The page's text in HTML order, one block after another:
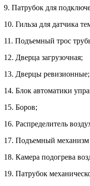
9. Патрубок для
10. Гильза для датчика
11. Подъемный трос
12. Дверца загрузочная;
13. Дверцы ревизионные;
14. Блок автоматики
15. Боров;
16. Распределитель
17. Подъемный механизм
18. Камера подогрева
19. Патрубок